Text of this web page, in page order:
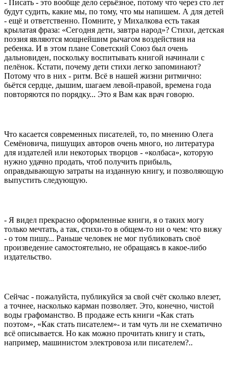
- Писать - это вообще дело серьёзное, потому что через сто лет
будут судить, какие мы, по тому, что мы напишем. А для детей
- ещё и ответственно. Помните, у Михалкова есть такая
крылатая фраза: «Сегодня дети, завтра народ»? Стихи, детская
поэзия являются мощнейшим рычагом воздействия на
ребенка. И в этом плане Советский Союз был очень
дальновиден, поскольку воспитывать книгой начинали с
пелёнок. Кстати, почему дети стихи легко запоминают?
Потому что в них - ритм. Всё в нашей жизни ритмично:
бьётся сердце, дышим, шагаем левой-правой, времена года
повторяются по порядку... Это я Вам как врач говорю.
Что касается современных писателей, то, по мнению Олега
Семёновича, пишущих авторов очень много, но литература
для издателей или некоторых творцов - «колбаса», которую
нужно удачно продать, чтоб получить прибыль,
оправдывающую затраты на изданную книгу, и позволяющую
выпустить следующую.
- Я видел прекрасно оформленные книги, я о таких могу
только мечтать, а так, стихи-то в общем-то ни о чем: что вижу
- о том пишу... Раньше человек не мог публиковать своё
произведение самостоятельно, не обращаясь в какое-либо
издательство.
Сейчас - пожалуйста, публикуйся за свой счёт сколько влезет,
а точнее, насколько карман позволяет. Это, конечно, чистой
воды графоманство. В продаже есть книги «Как стать
поэтом», «Как стать писателем»- и там чуть ли не схематично
всё описывается. Но как можно прочитать книгу и стать,
например, машинистом электровоза или писателем?..